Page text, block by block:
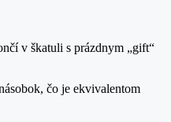
v škatuli s prázdnym „gift“
čo je ekvivalentom